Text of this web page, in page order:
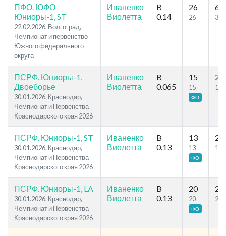
ПФО. ЮФО
Юниоры-1, ST
22.02.2026, Волгоград,
Чемпионат и первенство
Южного федерального
округа
Иваненко
Виолетта
B
0.14
26
26
63
31
ПСРФ. Юниоры-1,
Двоеборье
30.01.2026, Краснодар,
Чемпионат и Первенства
Краснодарского края 2026
Иваненко
Виолетта
B
0.065
15
15
ФО
28
15
ПСРФ. Юниоры-1, ST
30.01.2026, Краснодар,
Чемпионат и Первенства
Краснодарского края 2026
Иваненко
Виолетта
B
0.13
13
13
ФО
28
14
ПСРФ. Юниоры-1, LA
30.01.2026, Краснодар,
Чемпионат и Первенства
Краснодарского края 2026
Иваненко
Виолетта
B
0.13
20
20
ФО
29
20